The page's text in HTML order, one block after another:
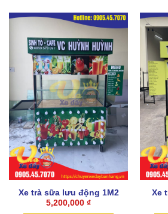
Xe trà sữa lưu động 1M2
5,200,000 ₫
Xe